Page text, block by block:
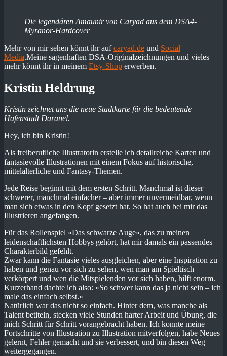
Die legendären Amaunir von Caryad aus dem DSA4-
Myranor-Hardcover
Mehr von mir sehen könnt ihr aufcaryad.de und Social
Media.Meine sagenhaften DSA-Originalzeichnungen und vieles
mehr könnt ihr in meinem Etsy-Shop erwerben.
Kristin Heldrung
Kristin zeichnet uns die neue Stadtkarte für die bedeutende
Hafenstadt Daranel.
Hey, ich bin Kristin!
Als freiberufliche Illustratorin erstelle ich detailreiche Karten und
fantasievolle Illustrationen mit einem Fokus auf historische,
mittelalterliche und Fantasy-Themen.
Jede Reise beginnt mit dem ersten Schritt. Manchmal ist dieser
schwerer, manchmal einfacher – aber immer unvermeidbar, wenn
man sich etwas in den Kopf gesetzt hat. So hat auch bei mir das
Illustrieren angefangen.
Für das Rollenspiel »Das schwarze Auge«, das zu meinen
leidenschaftlichsten Hobbys gehört, hat mir damals ein passendes
Charakterbild gefehlt.
Zwar kann die Fantasie vieles ausgleichen, aber eine Inspiration zu
haben und genau vor sich zu sehen, wen man am Spieltisch
verkörpert und wen die Mitspielenden vor sich haben, hilft enorm.
Kurzerhand dachte ich also: »So schwer kann das ja nicht sein – ich
male das einfach selbst.«
Natürlich war das nicht so einfach. Hinter dem, was manche als
Talent betiteln, stecken viele Stunden harter Arbeit und Übung, die
mich Schritt für Schritt vorangebracht haben. Ich konnte meine
Fortschritte von Illustration zu Illustration mitverfolgen, habe Neues
gelernt, Fehler gemacht und sie verbessert, und bin diesen Weg
weitergegangen.